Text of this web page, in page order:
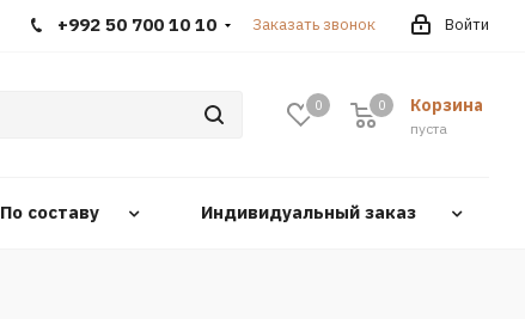
Войти
+992 50 700 10 10 Заказать звонок
0 Корзина
0
пуста
0
По составу Индивидуальный заказ